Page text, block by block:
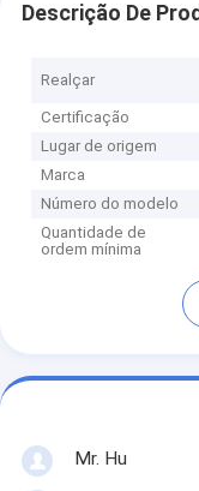
Descrição De
Realçar
Certificação
Lugar de origem
Marca
Número do modelo
Quantidade de
ordem mínima
Mr. Hu